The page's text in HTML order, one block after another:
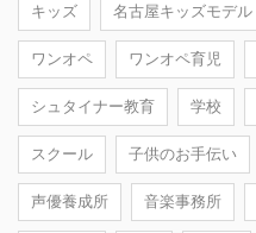
キッズ 名古屋キッズモデル
ワンオペ ワンオペ育児
シュタイナー教育 学校
スクール 子供のお手伝い
声優養成所 音楽事務所